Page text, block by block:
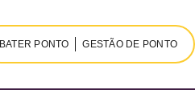
BATER PONTO GESTÃO DE PONTO